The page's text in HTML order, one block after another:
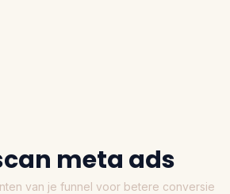
meta ads
van je funnel voor betere conversie